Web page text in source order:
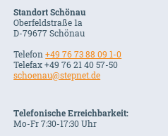
Standort Schönau
Oberfeldstraße 1a
D-79677 Schönau
Telefon+49 76 73 88 09 1-0
Telefax +49 76 21 40 57-50
schoenau@stepnet.de
Telefonische Erreichbarkeit:
Mo-Fr 7:30-17:30 Uhr